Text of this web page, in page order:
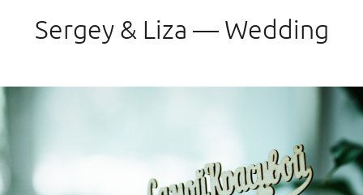
Sergey & Liza — Wedding